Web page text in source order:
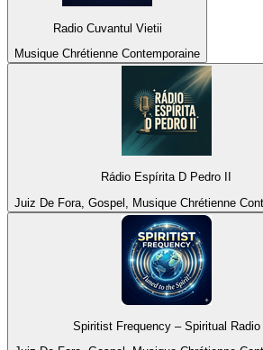
Radio Cuvantul Vietii
Musique Chrétienne Contemporaine
Rádio Espírita D Pedro II
Juiz De Fora, Gospel, Musique Chrétienne
Spiritist Frequency – Spiritual Radio